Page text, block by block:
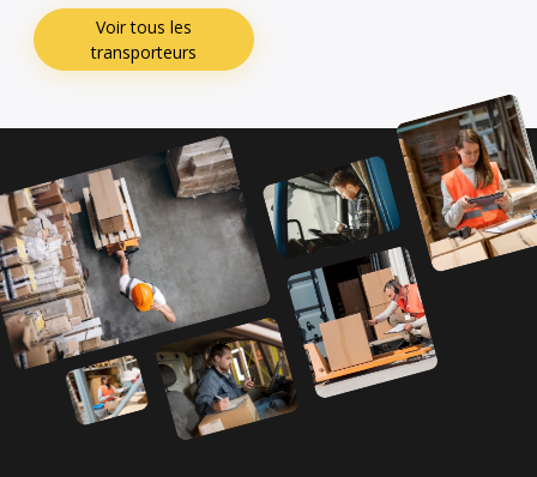
Voir tous les
transporteurs